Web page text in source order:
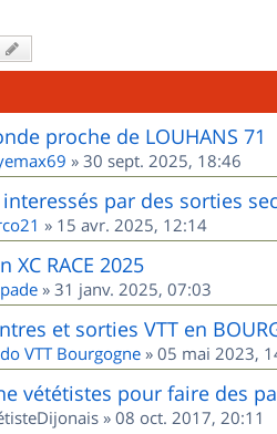
proche de LOUHANS 71
» 30 sept. 2025, 18:46
interessés par des sorties
» 15 avr. 2025, 12:14
XC RACE 2025
» 31 janv. 2025, 07:03
et sorties VTT en
VTT Bourgogne » 05 mai 2023,
vététistes pour faire des
» 08 oct. 2017, 20:11